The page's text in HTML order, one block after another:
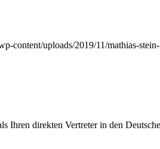
content/uploads/2019/11/mathias-
Ihren direkten Vertreter in den